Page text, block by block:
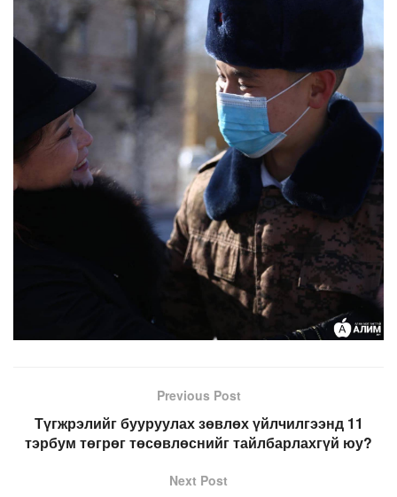
Previous Post
Түгжрэлийг бууруулах зөвлөх үйлчилгээнд 11
тэрбум төгрөг төсөвлөснийг тайлбарлахгүй юу?
Next Post